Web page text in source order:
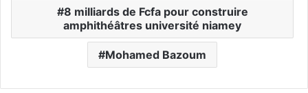
8 milliards de Fcfa pour construire
amphithéâtres université niamey
Mohamed Bazoum